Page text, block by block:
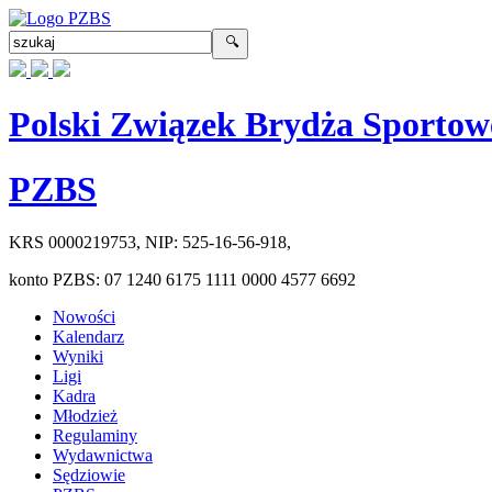
Polski Związek Brydża
PZBS
KRS 0000219753, NIP: 525-16-56-918,
konto PZBS: 07 1240 6175 1111 0000 4577 6692
Nowości
Kalendarz
Wyniki
Ligi
Kadra
Młodzież
Regulaminy
Wydawnictwa
Sędziowie